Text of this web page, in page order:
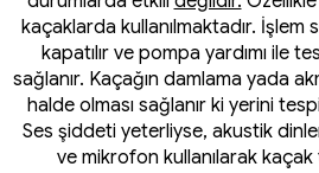
kaçaklarda kullanılmaktadır. İşlem
kapatılır ve pompa yardımı ile
sağlanır. Kaçağın damlama yada
halde olması sağlanır ki yerini
Ses şiddeti yeterliyse, akustik
ve mikrofon kullanılarak kaçak